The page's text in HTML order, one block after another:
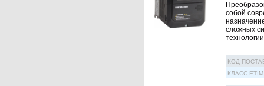
собой
сложных
...
КОД
КЛАСС ETIM